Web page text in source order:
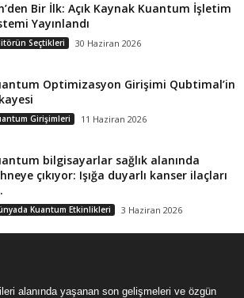
Bir İlk: Açık Kaynak Kuantum İşletim
Yayınlandı
Seçtikleri 30 Haziran 2026
Optimizasyon Girişimi Qubtimal’in
Girişimleri 11 Haziran 2026
bilgisayarlar sağlık alanında
çıkıyor: Işığa duyarlı kanser ilaçları
Kuantum Etkinlikleri 3 Haziran 2026
alanında yaşanan son gelişmeleri ve özgün